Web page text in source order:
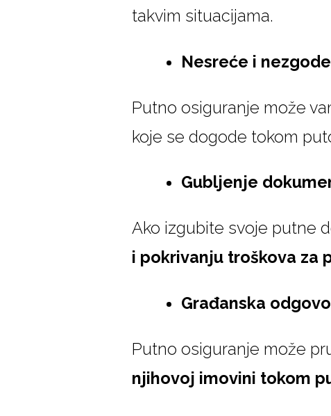
takvim situacijama.
Nesreće i nezgode
Putno osiguranje može
koje se dogode tokom
Gubljenje
Ako izgubite svoje putne
i pokrivanju troškova za
Građanska
Putno osiguranje može
njihovoj imovini tokom